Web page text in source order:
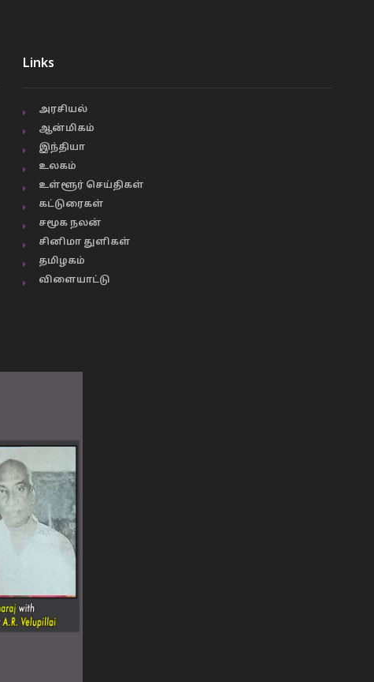
Links
அரசியல்
ஆன்மிகம்
இந்தியா
உலகம்
உள்ளூர் செய்திகள்
கட்டுரைகள்
சமூக நலன்
சினிமா துளிகள்
தமிழகம்
விளையாட்டு